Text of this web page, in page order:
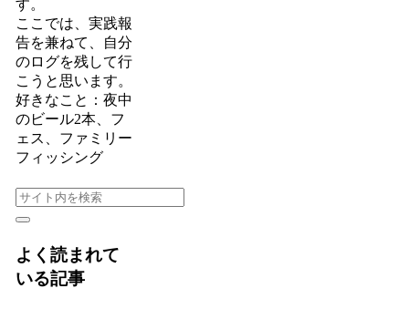
す。
ここでは、実践報
告を兼ねて、自分
のログを残して行
こうと思います。
好きなこと：夜中
のビール2本、フ
ェス、ファミリー
フィッシング
よく読まれて
いる記事